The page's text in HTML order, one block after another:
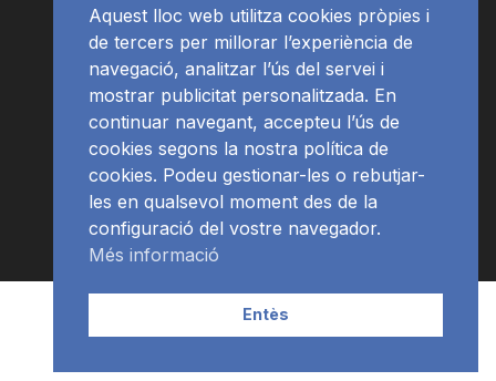
APP Programació
Aquest lloc web utilitza cookies pròpies i
de tercers per millorar l’experiència de
navegació, analitzar l’ús del servei i
mostrar publicitat personalitzada. En
continuar navegant, accepteu l’ús de
cookies segons la nostra política de
cookies. Podeu gestionar-les o rebutjar-
les en qualsevol moment des de la
configuració del vostre navegador.
Més informació
Entès